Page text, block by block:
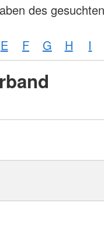
des
E F G H I